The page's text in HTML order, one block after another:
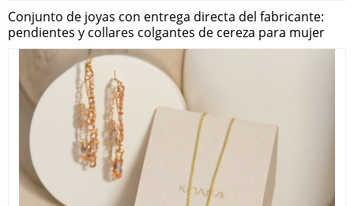
Conjunto de joyas con entrega directa del fabricante:
pendientes y collares colgantes de cereza para mujer